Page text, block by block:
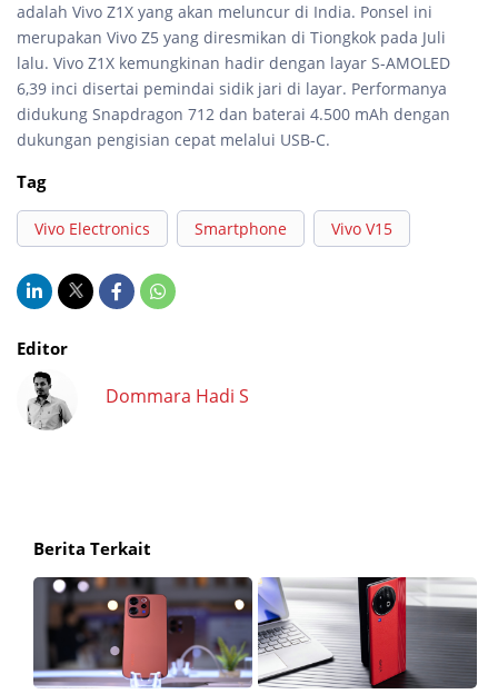
adalah Vivo Z1X yang akan meluncur di India. Ponsel ini
merupakan Vivo Z5 yang diresmikan di Tiongkok pada Juli
lalu. Vivo Z1X kemungkinan hadir dengan layar S-AMOLED
6,39 inci disertai pemindai sidik jari di layar. Performanya
didukung Snapdragon 712 dan baterai 4.500 mAh dengan
dukungan pengisian cepat melalui USB-C.
Tag
Vivo Electronics Smartphone Vivo V15
Editor
Dommara Hadi S
Berita Terkait